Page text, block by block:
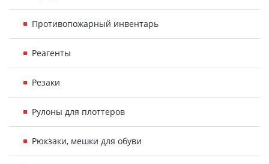
Противопожарный инвентарь
Реагенты
Резаки
Рулоны для плоттеров
Рюкзаки, мешки для обуви